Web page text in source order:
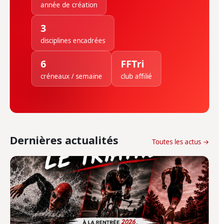
année de création
3
disciplines encadrées
6
créneaux / semaine
FFTri
club affilié
Dernières actualités Toutes les actus →